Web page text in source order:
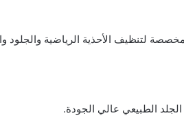
لتنظيف الأحذية الرياضية والجلود
الطبيعي عالي الجودة.